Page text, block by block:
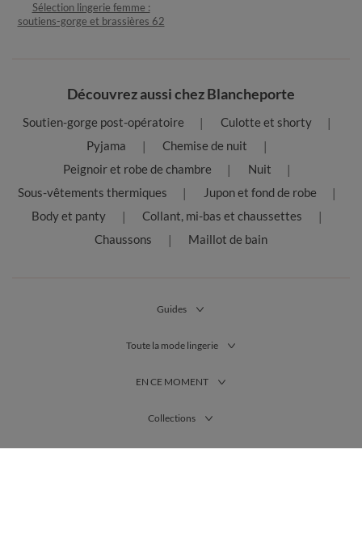
Sélection lingerie femme :
soutiens-gorge et brassières 62
Découvrez aussi chez Blancheporte
Soutien-gorge post-opératoire
Culotte et shorty
Pyjama
Chemise de nuit
Peignoir et robe de chambre
Nuit
Sous-vêtements thermiques
Jupon et fond de robe
Body et panty
Collant, mi-bas et chaussettes
Chaussons
Maillot de bain
Guides
Toute la mode lingerie
EN CE MOMENT
Collections